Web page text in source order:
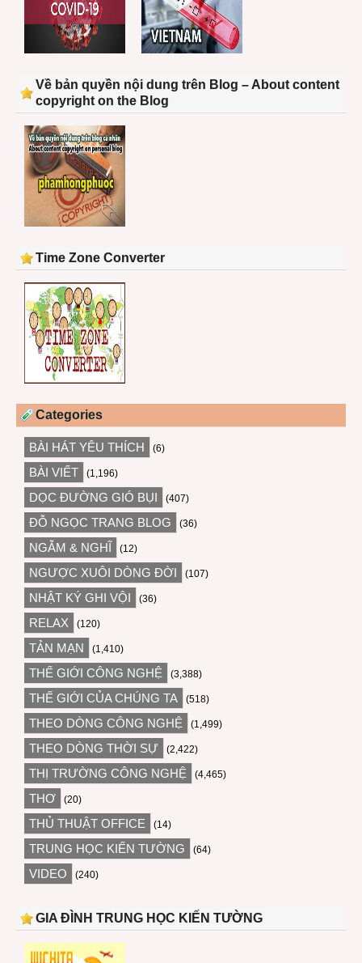
Về bản quyền nội dung trên Blog – About content
copyright on the Blog
Time Zone Converter
Categories
BÀI HÁT YÊU THÍCH (6)
BÀI VIẾT (1,196)
DỌC ĐƯỜNG GIÓ BỤI (407)
ĐỖ NGỌC TRANG BLOG (36)
NGẪM & NGHĨ (12)
NGƯỢC XUÔI DÒNG ĐỜI (107)
NHẬT KÝ GHI VỘI (36)
RELAX (120)
TẢN MẠN (1,410)
THẾ GIỚI CÔNG NGHỆ (3,388)
THẾ GIỚI CỦA CHÚNG TA (518)
THEO DÒNG CÔNG NGHỆ (1,499)
THEO DÒNG THỜI SỰ (2,422)
THỊ TRƯỜNG CÔNG NGHỆ (4,465)
THƠ (20)
THỦ THUẬT OFFICE (14)
TRUNG HỌC KIẾN TƯỜNG (64)
VIDEO (240)
GIA ĐÌNH TRUNG HỌC KIẾN TƯỜNG